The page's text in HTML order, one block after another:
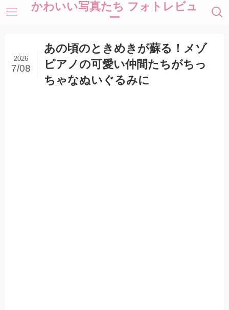
かわいい写真たち フォトレビュ
ー
あの頃のときめきが蘇る！メゾ
ピアノの可愛い仲間たちがちっ
ちゃなぬいぐるみに
2026
7/08